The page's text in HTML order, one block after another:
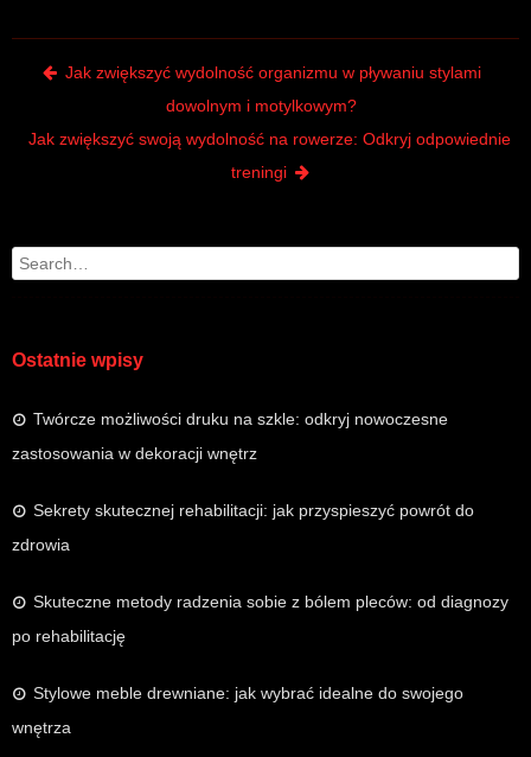
Search
Ostatnie wpisy
Twórcze możliwości druku na szkle: odkryj nowoczesne
zastosowania w dekoracji wnętrz
Sekrety skutecznej rehabilitacji: jak przyspieszyć powrót do
zdrowia
Skuteczne metody radzenia sobie z bólem pleców: od diagnozy
po rehabilitację
Stylowe meble drewniane: jak wybrać idealne do swojego
wnętrza
Post navigation
Jak zwiększyć wydolność organizmu w pływaniu stylami
dowolnym i motylkowym?
Jak zwiększyć swoją wydolność na rowerze: Odkryj odpowiednie
treningi